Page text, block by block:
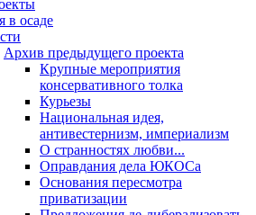
в осаде
Архив предыдущего проекта
Крупные мероприятия
консервативного толка
Курьезы
Национальная идея,
антивестернизм, империализм
О странностях любви...
Оправдания дела ЮКОСа
Основания пересмотра
приватизации